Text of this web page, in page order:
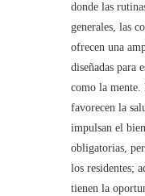
donde las
generales, las
ofrecen una
diseñadas para
como la mente.
favorecen la
impulsan el
obligatorias,
los residentes;
tienen la